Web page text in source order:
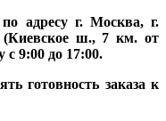
адресу г. Москва, г.
ш., 7 км. от
9:00 до 17:00.
готовность заказа к